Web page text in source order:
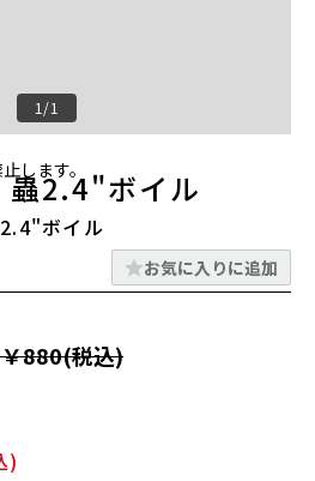
1/1
します。
蟲2.4"ボイル
ボイル
お気に入りに追加
880(税込)
)